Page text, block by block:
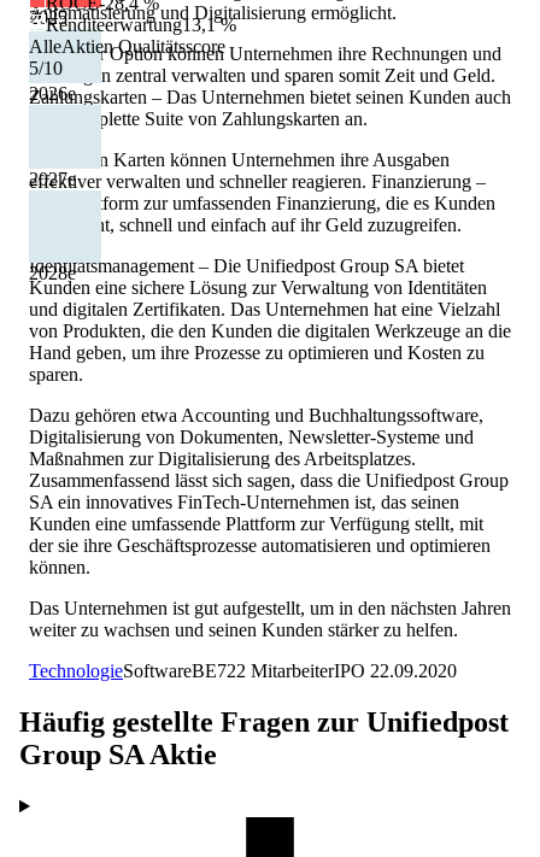
2025
2026e
2027e
2028e
Renditeerwartung13,1 %
AlleAktien Qualitätsscore
5/10
Automatisierung und Digitalisierung ermöglicht.
Mit dieser Option können Unternehmen ihre Rechnungen und
Zahlungen zentral verwalten und sparen somit Zeit und Geld.
Zahlungskarten – Das Unternehmen bietet seinen Kunden auch
eine komplette Suite von Zahlungskarten an.
Mit diesen Karten können Unternehmen ihre Ausgaben
effektiver verwalten und schneller reagieren. Finanzierung –
Eine Plattform zur umfassenden Finanzierung, die es Kunden
ermöglicht, schnell und einfach auf ihr Geld zuzugreifen.
Identitätsmanagement – Die Unifiedpost Group SA bietet
Kunden eine sichere Lösung zur Verwaltung von Identitäten
und digitalen Zertifikaten. Das Unternehmen hat eine Vielzahl
von Produkten, die den Kunden die digitalen Werkzeuge an die
Hand geben, um ihre Prozesse zu optimieren und Kosten zu
sparen.
Dazu gehören etwa Accounting und Buchhaltungssoftware,
Digitalisierung von Dokumenten, Newsletter-Systeme und
Maßnahmen zur Digitalisierung des Arbeitsplatzes.
Zusammenfassend lässt sich sagen, dass die Unifiedpost Group
SA ein innovatives FinTech-Unternehmen ist, das seinen
Kunden eine umfassende Plattform zur Verfügung stellt, mit
der sie ihre Geschäftsprozesse automatisieren und optimieren
können.
Das Unternehmen ist gut aufgestellt, um in den nächsten Jahren
weiter zu wachsen und seinen Kunden stärker zu helfen.
TechnologieSoftwareBE722 MitarbeiterIPO 22.09.2020
Häufig gestellte Fragen zur Unifiedpost
Group SAAktie